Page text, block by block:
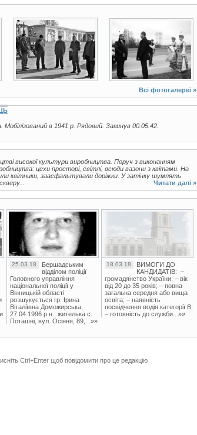
2 фото
Всі фотогалереї »
Мобілізований в 1941 р. Рядовий. Загинув 00.05.42.
високої культури виробництва. Поруч з виконанням
цехи просторі, світлі, всюди вазони з квітами. На
квітники, заасфальтували доріжки. У затінку шумлять
Читати далі »
25.03.18
Бершадським
відділом поліції
Головного управління
національної поліції у
Вінницькій області
розшукується гр. Ірина
Віталіївна Доможирська,
27.04.1996 р.н., жителька с.
Поташні, вул. Осіння, 89,...»»
18.03.18
ВИМОГИ ДО
КАНДИДАТІВ: –
громадянство України; – вік
від 20 до 35 років; – повна
загальна середня або вища
освіта; – наявність
посвідчення водія категорії В;
– готовність до служби...»»
Ctrl+Enter щоб повідомити про це редакцію